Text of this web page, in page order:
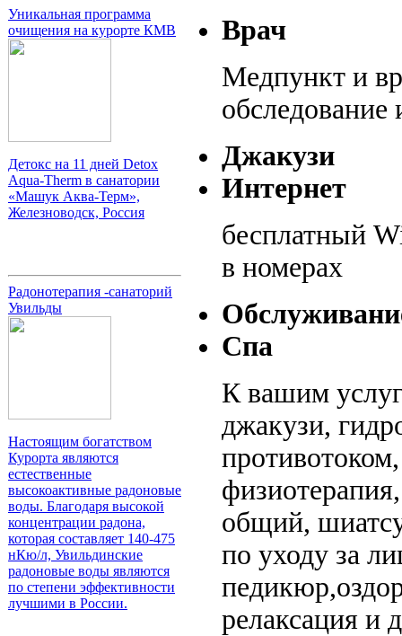
Уникальная программа
очищения на курорте КМВ
Детокс на 11 дней Detox
Aqua-Therm в санатории
«Машук Аква-Терм»,
Железноводск, Россия
Радонотерапия -санаторий
Увильды
Настоящим богатством
Курорта являются
естественные
высокоактивные радоновые
воды. Благодаря высокой
концентрации радона,
которая составляет 140-475
нКю/л, Увильдинские
радоновые воды являются
по степени эффективности
лучшими в России.
Врач
Медпункт и
обследование
Джакузи
Интернет
бесплатный
в номерах
Спа
К вашим
джакузи,
общий,
по уходу за
релаксация и